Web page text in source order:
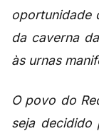
oportunidade
da caverna
às urnas
O povo do
seja decidido